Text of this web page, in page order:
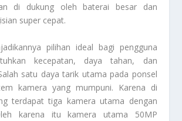
di dukung oleh baterai besar dan
super cepat.
pilihan ideal bagi pengguna
kecepatan, daya tahan, dan
satu daya tarik utama pada ponsel
kamera yang mumpuni. Karena di
terdapat tiga kamera utama dengan
karena itu kamera utama 50MP